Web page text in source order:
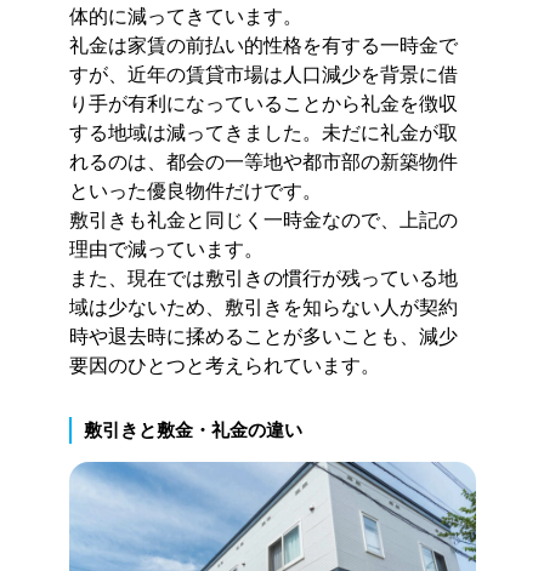
体的に減ってきています。
礼金は家賃の前払い的性格を有する一時金で
すが、近年の賃貸市場は人口減少を背景に借
り手が有利になっていることから礼金を徴収
する地域は減ってきました。未だに礼金が取
れるのは、都会の一等地や都市部の新築物件
といった優良物件だけです。
敷引きも礼金と同じく一時金なので、上記の
理由で減っています。
また、現在では敷引きの慣行が残っている地
域は少ないため、敷引きを知らない人が契約
時や退去時に揉めることが多いことも、減少
要因のひとつと考えられています。
敷引きと敷金・礼金の違い